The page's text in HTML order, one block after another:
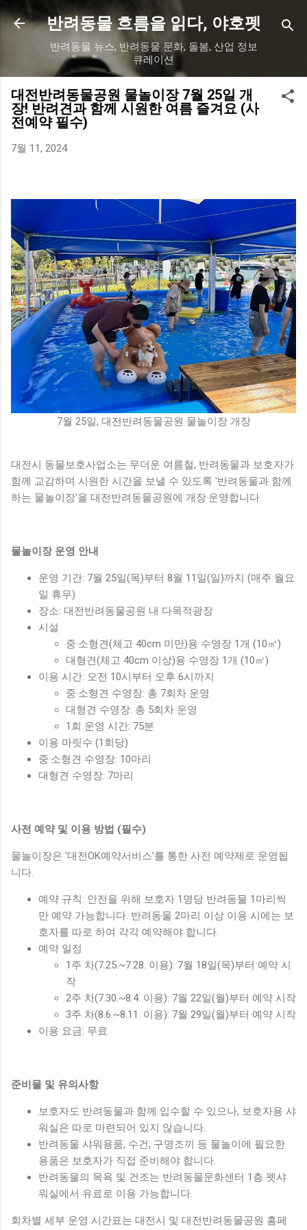
기본 콘텐츠로 건너뛰기
반려동물 흐름을 읽다, 야호펫
반려동물 뉴스, 반려동물 문화, 돌봄, 산업 정보
큐레이션
대전반려동물공원 물놀이장 7월 25일 개
장! 반려견과 함께 시원한 여름 즐겨요 (사
전예약 필수)
7월 11, 2024
7월 25일, 대전반려동물공원 물놀이장 개장
대전시 동물보호사업소는 무더운 여름철, 반려동물과 보호자가
함께 교감하며 시원한 시간을 보낼 수 있도록 '반려동물과 함께
하는 물놀이장'을 대전반려동물공원에 개장·운영합니다.
물놀이장 운영 안내
운영 기간: 7월 25일(목)부터 8월 11일(일)까지 (매주 월요
일 휴무)
장소: 대전반려동물공원 내 다목적광장
시설
중·소형견(체고 40cm 미만)용 수영장 1개 (10㎡)
대형견(체고 40cm 이상)용 수영장 1개 (10㎡)
이용 시간: 오전 10시부터 오후 6시까지
중·소형견 수영장: 총 7회차 운영
대형견 수영장: 총 5회차 운영
1회 운영 시간: 75분
이용 마릿수 (1회당)
중·소형견 수영장: 10마리
대형견 수영장: 7마리
사전 예약 및 이용 방법 (필수)
물놀이장은 '대전OK예약서비스'를 통한 사전 예약제로 운영됩
니다.
예약 규칙: 안전을 위해 보호자 1명당 반려동물 1마리씩
만 예약 가능합니다. 반려동물 2마리 이상 이용 시에는 보
호자를 따로 하여 각각 예약해야 합니다.
예약 일정
1주 차(7.25.~7.28. 이용): 7월 18일(목)부터 예약 시
작
2주 차(7.30.~8.4. 이용): 7월 22일(월)부터 예약 시작
3주 차(8.6.~8.11. 이용): 7월 29일(월)부터 예약 시작
이용 요금: 무료
준비물 및 유의사항
보호자도 반려동물과 함께 입수할 수 있으나, 보호자용 샤
워실은 따로 마련되어 있지 않습니다.
반려동물 샤워용품, 수건, 구명조끼 등 물놀이에 필요한
용품은 보호자가 직접 준비해야 합니다.
반려동물의 목욕 및 건조는 반려동물문화센터 1층 펫샤
워실에서 유료로 이용 가능합니다.
회차별 세부 운영 시간표는 대전시 및 대전반려동물공원 홈페